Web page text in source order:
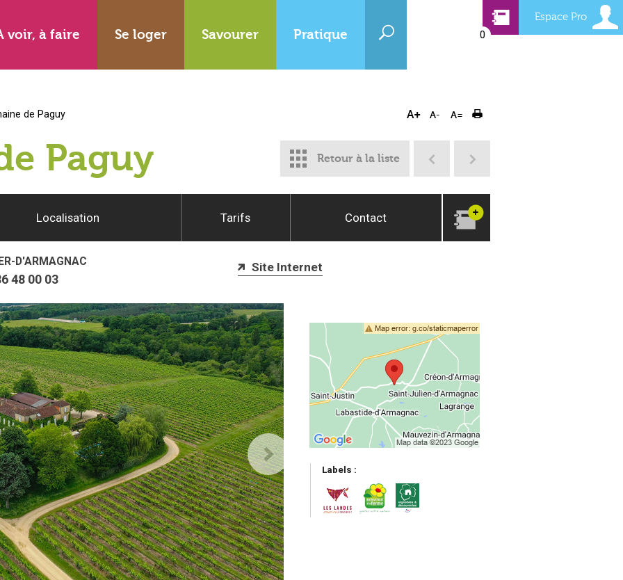
voir, à faire Se loger Savourer Pratique
Espace Pro
0
de Paguy
Retour à la liste
Paguy
Localisation Tarifs Contact
D'ARMAGNAC
48 00 03
Site Internet
Labels :